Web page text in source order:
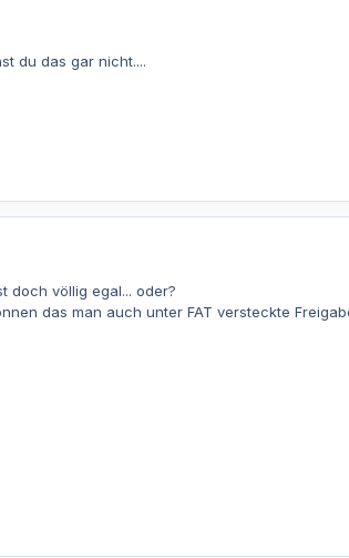
du das gar nicht....
doch völlig egal... oder?
das man auch unter FAT versteckte